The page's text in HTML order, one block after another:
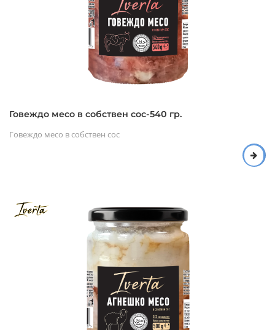
Говеждо месо в собствен сос-540 гр.
Говеждо месо в собствен сос